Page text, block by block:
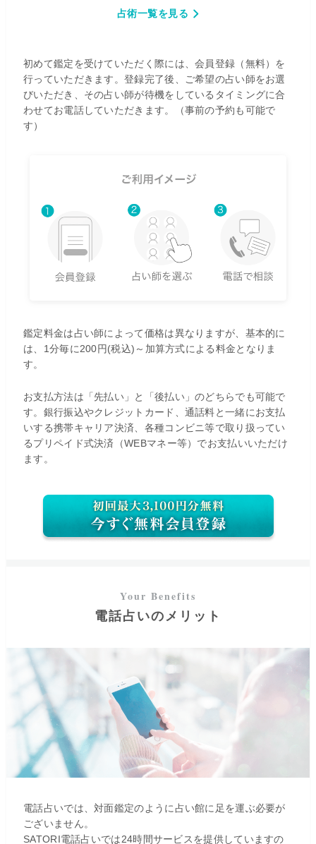
占術一覧を見る
初めて鑑定を受けていただく際には、会員登録（無料）を
行っていただきます。登録完了後、ご希望の占い師をお選
びいただき、その占い師が待機をしているタイミングに合
わせてお電話していただきます。（事前の予約も可能で
す）
鑑定料金は占い師によって価格は異なりますが、基本的に
は、1分毎に200円(税込)～加算方式による料金となりま
す。
お支払方法は「先払い」と「後払い」のどちらでも可能で
す。銀行振込やクレジットカード、通話料と一緒にお支払
いする携帯キャリア決済、各種コンビニ等で取り扱ってい
るプリペイド式決済（WEBマネー等）でお支払いいただけ
ます。
電話占いのメリット
電話占いでは、対面鑑定のように占い館に足を運ぶ必要が
ございません。
SATORI電話占いでは24時間サービスを提供していますの
初回最大3,100円分無料